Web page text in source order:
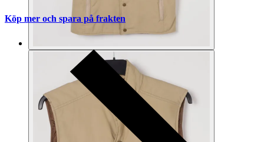
Köp mer och spara på frakten